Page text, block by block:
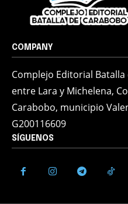
COMPANY
Complejo Editorial Batalla
entre Lara y Michelena,
Carabobo, municipio
G200116609
SÍGUENOS